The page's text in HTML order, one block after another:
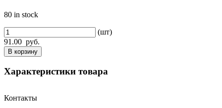
80 in stock
(шт)
91.00 руб.
В корзину
Характеристики товара
Контакты